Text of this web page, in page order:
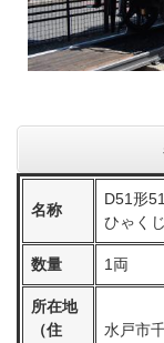
名称
D51形
ひゃく
数量 1両
所在地
（住
水戸市